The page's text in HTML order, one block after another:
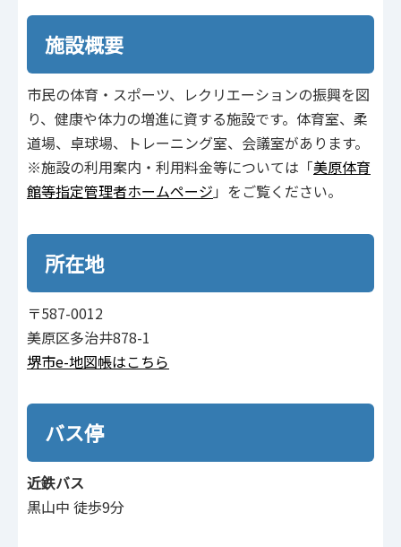
施設概要
市民の体育・スポーツ、レクリエーションの振興を図
り、健康や体力の増進に資する施設です。体育室、柔
道場、卓球場、トレーニング室、会議室があります。
※施設の利用案内・利用料金等については「美原体育
館等指定管理者ホームページ 」をご覧ください。
所在地
〒587-0012
美原区多治井878-1
堺市e-地図帳はこちら
バス停
近鉄バス
黒山中 徒歩9分